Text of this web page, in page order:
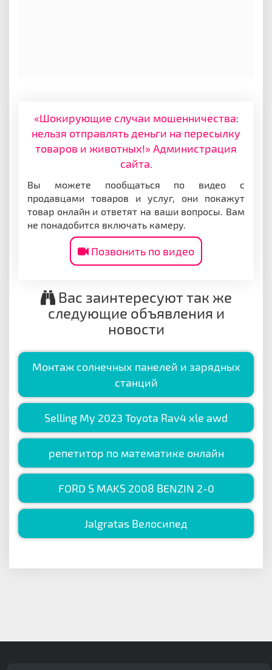
«Шокирующие случаи мошенничества:
нельзя отправлять деньги на пересылку
товаров и животных!» Администрация
сайта.
Вы можете пообщаться по видео с
продавцами товаров и услуг, они покажут
товар онлайн и ответят на ваши вопросы. Вам
не понадобится включать камеру.
Позвонить по видео
Вас заинтересуют так же
следующие объявления и
новости
Монтаж солнечных панелей и зарядных
станций
Selling My 2023 Toyota Rav4 xle awd
репетитор по математике онлайн
FORD S MAKS 2008 BENZIN 2-0
Jalgratas Велосипед